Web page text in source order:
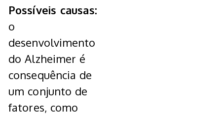
Possíveis causas:
o
desenvolvimento
do Alzheimer é
consequência de
um conjunto de
fatores, como